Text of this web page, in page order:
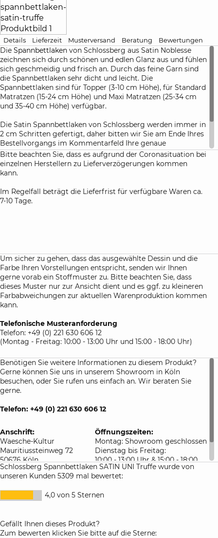
Details Lieferzeit Musterversand Beratung Bewertungen
Die Spannbettlaken von Schlossberg aus Satin Noblesse
zeichnen sich durch schönen und edlen Glanz aus und fühlen
sich geschmeidig und frisch an. Durch das feine Garn sind
die Spannbettlaken sehr dicht und leicht. Die
Spannbettlaken sind für Topper (3-10 cm Höhe), für Standard
Matratzen (15-24 cm Höhe) und Maxi Matratzen (25-34 cm
und 35-40 cm Höhe) verfügbar.
Die Satin Spannbettlaken von Schlossberg werden immer in
2 cm Schritten gefertigt, daher bitten wir Sie am Ende Ihres
Bestellvorgangs im Kommentarfeld Ihre genaue
Matratzenhöhe anzugeben. Damit haben Sie die Gewähr,
dass die Spannbettlaken nach dem ersten Waschen perfekt
Ihre Matratze umhüllen.
Bitte beachten Sie, dass es aufgrund der Coronasituation bei
einzelnen Herstellern zu Lieferverzögerungen kommen
kann.
Im Regelfall beträgt die Lieferfrist für verfügbare Waren ca.
7-10 Tage.
Um sicher zu gehen, dass das ausgewählte Dessin und die
Farbe Ihren Vorstellungen entspricht, senden wir Ihnen
gerne vorab ein Stoffmuster zu. Bitte beachten Sie, dass
dieses Muster nur zur Ansicht dient und es ggf. zu kleineren
Farbabweichungen zur aktuellen Warenproduktion kommen
kann.
Telefonische Musteranforderung
Telefon: +49 (0) 221 630 606 12
(Montag - Freitag: 10:00 - 13:00 Uhr und 15:00 - 18:00 Uhr)
Benötigen Sie weitere Informationen zu diesem Produkt?
Gerne können Sie uns in unserem Showroom in Köln
besuchen, oder Sie rufen uns einfach an. Wir beraten Sie
gerne.
Telefon: +49 (0) 221 630 606 12
Anschrift:
Waesche-Kultur
Mauritiussteinweg 72
50676 Köln
Deutschland
Öffnungszeiten:
Montag: Showroom geschlossen
Dienstag bis Freitag:
10:00 - 13:00 Uhr & 15:00 - 18:00
Uhr
Samstag: 10:00 - 16:00 Uhr
Schlossberg Spannbettlaken SATIN UNI Truffe wurde von
unseren Kunden 5309 mal bewertet:
4,0 von 5 Sternen
Gefällt Ihnen dieses Produkt?
Zum bewerten klicken Sie bitte auf die Sterne: